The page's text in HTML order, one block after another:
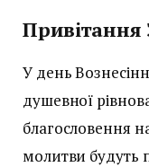
Привітання
У день
душевної
благословення
молитви будуть